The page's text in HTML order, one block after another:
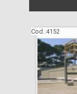
Cod.:4152